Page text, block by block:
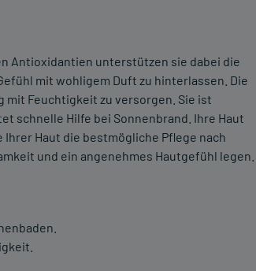
Antioxidantien unterstützen sie dabei die
mit wohligem Duft zu hinterlassen. Die
mit Feuchtigkeit zu versorgen. Sie ist
schnelle Hilfe bei Sonnenbrand. Ihre Haut
Haut die bestmögliche Pflege nach
und ein angenehmes Hautgefühl legen.